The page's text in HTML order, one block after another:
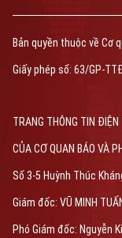
Bản quyền thuộc về Cơ
Giấy phép số: 63/GP-
TRANG THÔNG TIN ĐIỆN
CỦA CƠ QUAN BÁO VÀ
Số 3-5 Huỳnh Thúc
Giám đốc: VŨ MINH
Phó Giám đốc: Nguyễn